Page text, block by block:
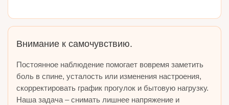
Внимание к самочувствию.
Постоянное наблюдение помогает вовремя заметить
боль в спине, усталость или изменения настроения,
скорректировать график прогулок и бытовую нагрузку.
Наша задача – снимать лишнее напряжение и